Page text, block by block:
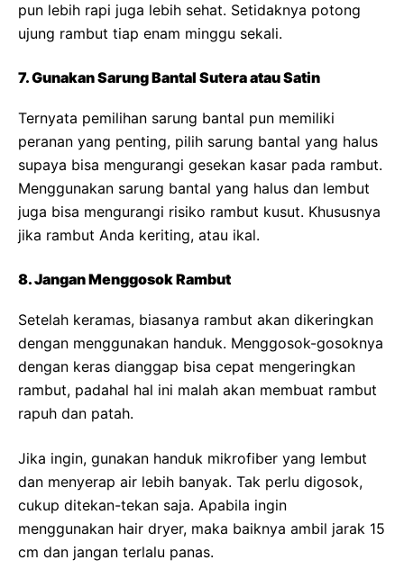
pun lebih rapi juga lebih sehat. Setidaknya potong
ujung rambut tiap enam minggu sekali.
7. Gunakan Sarung Bantal Sutera atau Satin
Ternyata pemilihan sarung bantal pun memiliki
peranan yang penting, pilih sarung bantal yang halus
supaya bisa mengurangi gesekan kasar pada rambut.
Menggunakan sarung bantal yang halus dan lembut
juga bisa mengurangi risiko rambut kusut. Khususnya
jika rambut Anda keriting, atau ikal.
8. Jangan Menggosok Rambut
Setelah keramas, biasanya rambut akan dikeringkan
dengan menggunakan handuk. Menggosok-gosoknya
dengan keras dianggap bisa cepat mengeringkan
rambut, padahal hal ini malah akan membuat rambut
rapuh dan patah.
Jika ingin, gunakan handuk mikrofiber yang lembut
dan menyerap air lebih banyak. Tak perlu digosok,
cukup ditekan-tekan saja. Apabila ingin
menggunakan hair dryer, maka baiknya ambil jarak 15
cm dan jangan terlalu panas.